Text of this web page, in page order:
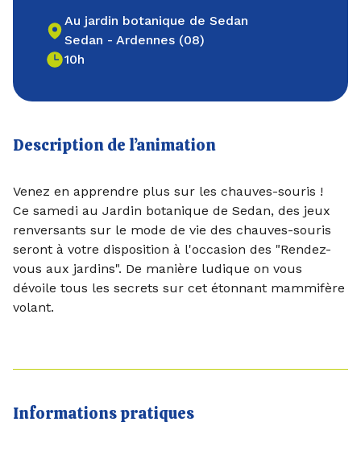
Au jardin botanique de Sedan
Sedan - Ardennes (08)
10h
Description de l’animation
Venez en apprendre plus sur les chauves-souris !
Ce samedi au Jardin botanique de Sedan, des jeux
renversants sur le mode de vie des chauves-souris
seront à votre disposition à l'occasion des "Rendez-
vous aux jardins". De manière ludique on vous
dévoile tous les secrets sur cet étonnant mammifère
volant.
Informations pratiques